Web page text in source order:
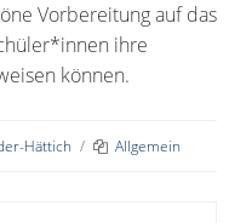
Vorbereitung auf das
ihre
können.
Hättich / Allgemein